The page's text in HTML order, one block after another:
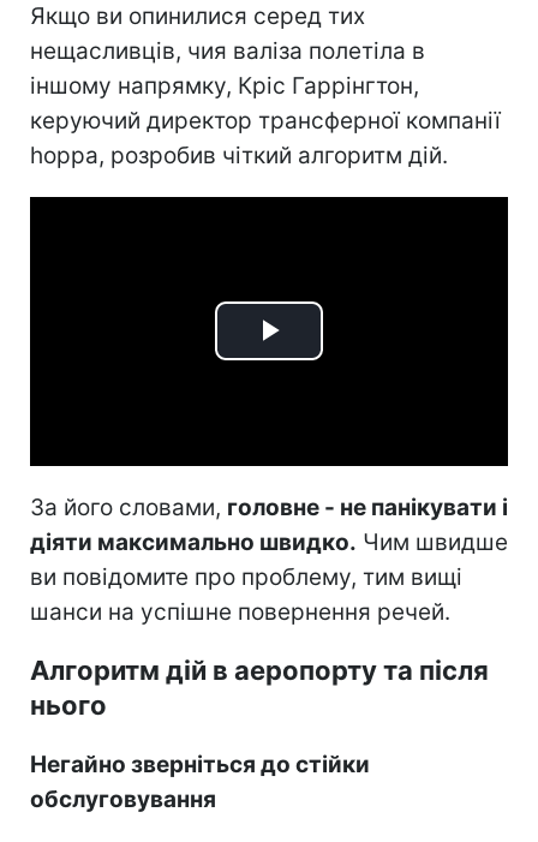
Якщо ви опинилися серед тих
нещасливців, чия валіза полетіла в
іншому напрямку, Кріс Гаррінгтон,
керуючий директор трансферної компанії
hoppa, розробив чіткий алгоритм дій.
Play
За його словами, головне - не панікувати і
діяти максимально швидко. Чим швидше
ви повідомите про проблему, тим вищі
шанси на успішне повернення речей.
Алгоритм дій в аеропорту та після
нього
Негайно зверніться до стійки
обслуговування